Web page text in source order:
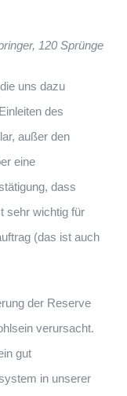
120 Sprünge
uns dazu
des
außer den
eine
dass
sehr wichtig für
(das ist auch
der Reserve
verursacht.
gut
in unserer